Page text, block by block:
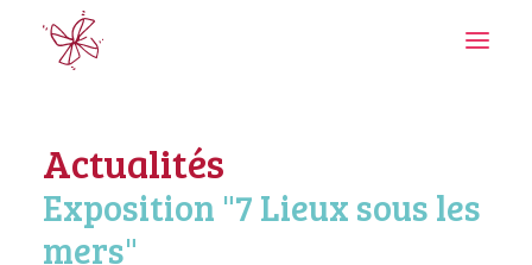
Actualités
Exposition "7 Lieux sous les
mers"